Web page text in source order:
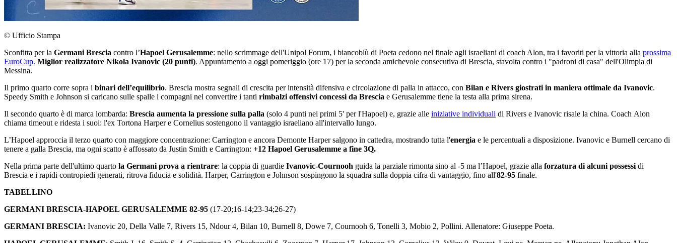
© Ufficio Stampa
Sconfitta per la Germani Brescia contro l’Hapoel Gerusalemme: nello scrimmage dell'Unipol Forum, i biancoblù di Poeta cedono nel finale agli israeliani di coach Alon, tra i favoriti per la vittoria alla prossima
EuroCup. Miglior realizzatore Nikola Ivanovic (20 punti). Appuntamento a oggi pomeriggio (ore 17) per la seconda amichevole consecutiva di Brescia, stavolta contro i "padroni di casa" dell'Olimpia di
Messina.
Il primo quarto corre sopra i binari dell’equilibrio. Brescia mostra segnali di crescita per intensità difensiva e circolazione di palla in attacco, con Bilan e Rivers giostrati in maniera ottimale da Ivanovic.
Speedy Smith e Johnson si caricano sulle spalle i compagni nel convertire i tanti rimbalzi offensivi concessi da Brescia e Gerusalemme tiene la testa alla prima sirena.
Il secondo quarto è di marca lombarda: Brescia aumenta la pressione sulla palla (solo 4 punti nei primi 5' per l'Hapoel) e, grazie alle iniziative individuali di Rivers e Ivanovic risale la china. Coach Alon
chiama timeout e ridesta i suoi: l'ex Tortona Harper e Cornelius sostengono il vantaggio israeliano all'intervallo lungo.
L’Hapoel approccia il terzo quarto con maggiore concentrazione: Carrington e ancora Demonte Harper salgono in cattedra, mostrando tutta l'energia e le percentuali a disposizione. Ivanovic e Burnell cercano di
tenere a galla Brescia, ma ogni scatto è affossato da Justin Smith e Carrington: +12 Hapoel Gerusalemme a fine 3Q.
Nella prima parte dell'ultimo quarto la Germani prova a rientrare: la coppia di guardie Ivanovic-Cournooh guida la parziale rimonta sino al -5 ma l’Hapoel, grazie alla forzatura di alcuni possessi di
Brescia e i rapidi contropiedi generati, ritrova fiducia e solidità. Harper, Carrington e Johnson sospingono la squadra sulla doppia cifra di vantaggio, fino all'82-95 finale.
TABELLINO
GERMANI BRESCIA-HAPOEL GERUSALEMME 82-95 (17-20;16-14;23-34;26-27)
GERMANI BRESCIA: Ivanovic 20, Della Valle 7, Rivers 15, Ndour 4, Bilan 10, Burnell 8, Dowe 7, Cournooh 6, Tonelli 3, Mobio 2, Pollini. Allenatore: Giuseppe Poeta.